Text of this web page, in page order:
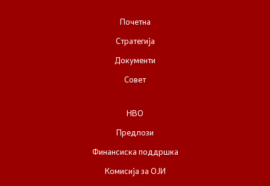
Почетна
Стратегија
Документи
Совет
НВО
Предлози
Финансиска поддршка
Комисија за ОЈИ